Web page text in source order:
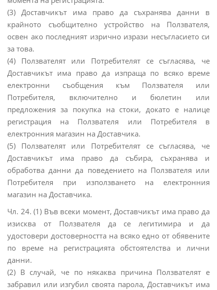
(3) Доставчикът има право да съхранява данни в
крайното съобщително устройство на Ползвателя,
освен ако последният изрично изрази несъгласието си
за това.
(4) Ползвателят или Потребителят се съгласява, че
Доставчикът има право да изпраща по всяко време
електронни съобщения към Ползвателя или
Потребителя, включително и бюлетин или
предложения за покупка на стоки, докато е налице
регистрация на Ползвателя или Потребителя в
електронния магазин на Доставчика.
(5) Ползвателят или Потребителят се съгласява, че
Доставчикът има право да събира, съхранява и
обработва данни да поведението на Ползвателя или
Потребителя при използването на електронния
магазин на Доставчика.
Чл. 24. (1) Във всеки момент, Доставчикът има право да
изисква от Ползвателя да се легитимира и да
удостовери достоверността на всяко едно от обявените
по време на регистрацията обстоятелства и лични
данни.
(2) В случай, че по някаква причина Ползвателят е
забравил или изгубил своята парола, Доставчикът има